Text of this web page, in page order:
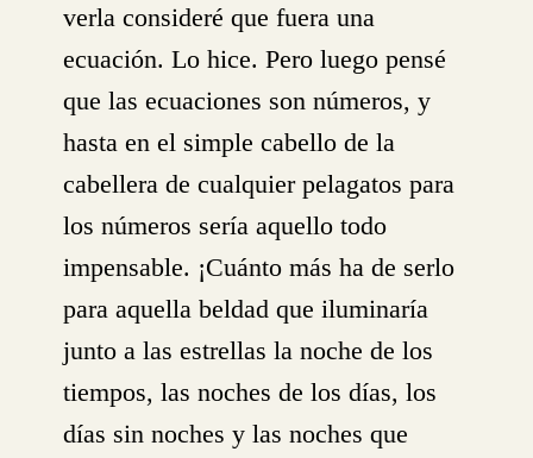
verla consideré que fuera una
ecuación. Lo hice. Pero luego pensé
que las ecuaciones son números, y
hasta en el simple cabello de la
cabellera de cualquier pelagatos para
los números sería aquello todo
impensable. ¡Cuánto más ha de serlo
para aquella beldad que iluminaría
junto a las estrellas la noche de los
tiempos, las noches de los días, los
días sin noches y las noches que